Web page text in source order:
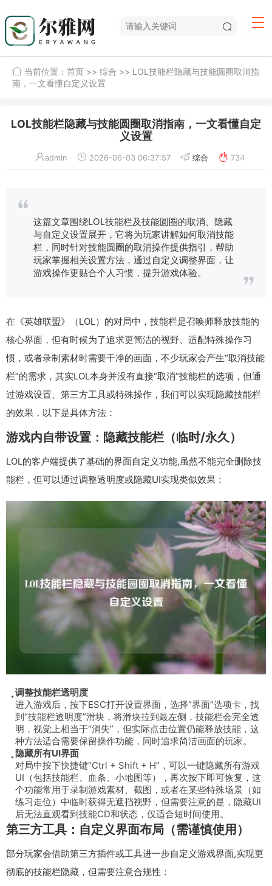
当前位置： 首页 >> 综合 >> LOL技能栏隐藏与技能圆圈取消指
南，一文看懂自定义设置
LOL技能栏隐藏与技能圆圈取消指南，一文看懂自定
义设置
admin 2026-06-03 06:37:57 综合 734
这篇文章围绕LOL技能栏及技能圆圈的取消、隐藏
与自定义设置展开，它将为玩家讲解如何取消技能
栏，同时针对技能圆圈的取消操作提供指引，帮助
玩家掌握相关设置方法，通过自定义调整界面，让
游戏操作更贴合个人习惯，提升游戏体验。
在《英雄联盟》（LOL）的对局中，技能栏是召唤师释放技能的
核心界面，但有时候为了追求更简洁的视野、适配特殊操作习
惯，或者录制素材时需要干净的画面，不少玩家会产生“取消技能
栏”的需求，其实LOL本身并没有直接“取消”技能栏的选项，但通
过游戏设置、第三方工具或特殊操作，我们可以实现隐藏技能栏
的效果，以下是具体方法：
游戏内自带设置：隐藏技能栏（临时/永久）
LOL的客户端提供了基础的界面自定义功能,虽然不能完全删除技
能栏，但可以通过调整透明度或隐藏UI实现类似效果：
调整技能栏透明度
进入游戏后，按下ESC打开设置界面，选择“界面”选项卡，找
到“技能栏透明度”滑块，将滑块拉到最左侧，技能栏会完全透
明，视觉上相当于“消失”，但实际点击位置仍能释放技能，这
种方法适合需要保留操作功能，同时追求简洁画面的玩家。
隐藏所有UI界面
对局中按下快捷键“Ctrl + Shift + H”，可以一键隐藏所有游戏
UI（包括技能栏、血条、小地图等），再次按下即可恢复，这
个功能常用于录制游戏素材、截图，或者在某些特殊场景（如
练习走位）中临时获得无遮挡视野，但需要注意的是，隐藏UI
后无法直观看到技能CD和状态，仅适合短时间使用。
第三方工具：自定义界面布局（需谨慎使用）
部分玩家会借助第三方插件或工具进一步自定义游戏界面,实现更
彻底的技能栏隐藏，但需要注意合规性：